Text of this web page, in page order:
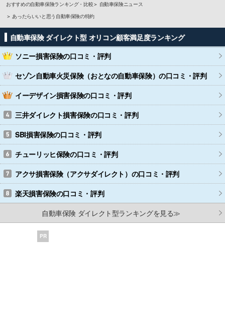
おすすめの自動車保険ランキング・比較
自動車保険ニュース
あったらいいと思う自動車保険の特約
自動車保険 ダイレクト型 オリコン顧客満足度ランキング
ソニー損害保険の口コミ・評判
セゾン自動車火災保険（おとなの自動車保険）の口コミ・評判
イーデザイン損害保険の口コミ・評判
三井ダイレクト損害保険の口コミ・評判
SBI損害保険の口コミ・評判
チューリッヒ保険の口コミ・評判
アクサ損害保険（アクサダイレクト） の口コミ・評判
楽天損害保険の口コミ・評判
自動車保険 ダイレクト型ランキングを見る≫
PR